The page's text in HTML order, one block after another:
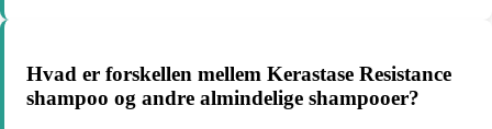
Hvad er forskellen mellem Kerastase Resistance
shampoo og andre almindelige shampooer?